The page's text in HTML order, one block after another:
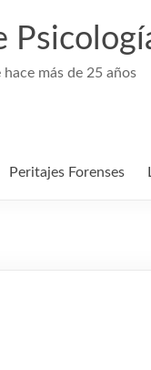
más de 25 años
Peritajes Forenses